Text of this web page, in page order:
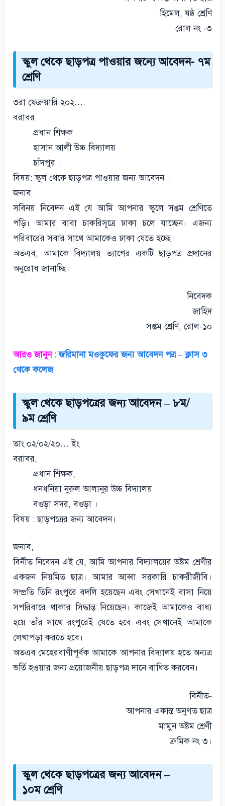
হিমেল, ষষ্ঠ শ্রেণি
রোল নং -৩
স্কুল থেকে ছাড়পত্র পাওয়ার জন্যে আবেদন- ৭ম
শ্রেণি
৩রা ফেব্রুয়ারি ২০২….
বরাবর
প্রধান শিক্ষক
হাসান আলী উচ্চ বিদ্যালয়
চাঁদপুর ।
বিষয়: স্কুল থেকে ছাড়পত্র পাওয়ার জন্য আবেদন ।
জনাব
সবিনয় নিবেদন এই যে আমি আপনার স্কুলে সপ্তম শ্রেণিতে
পড়ি। আমার বাবা চাকরিসূত্রে ঢাকা চলে যাচ্ছেন। এজন্য
পরিবারের সবার সাথে আমাকেও ঢাকা যেতে হচ্ছে।
অতএব, আমাকে বিদ্যালয় ত্যাগের একটি ছাড়পত্র প্রদানের
অনুরোধ জানাচ্ছি।
নিবেদক
জাহিদ
সপ্তম শ্রেণি, রোল-১০
আরও জানুন : জরিমানা মওকুফের জন্য আবেদন পত্র – ক্লাস ৩
থেকে কলেজ
স্কুল থেকে ছাড়পত্রের জন্য আবেদন – ৮ম/
৯ম শ্রেণি
তাং ০২/০২/২০… ইং
বরাবর,
প্রধান শিক্ষক,
ধনধনিয়া নুরুল আলানুর উচ্চ বিদ্যালয়
বগুড়া সদর, বগুড়া ।
বিষয় : ছাড়পত্রের জন্য আবেদন।
জনাব,
বিনীত নিবেদন এই যে, আমি আপনার বিদ্যালয়ের অষ্টম শ্রেণীর
একজন নিয়মিত ছাত্র। আমার আব্বা সরকারি চাকরীজীবি।
সম্প্রতি তিনি রংপুরে বদলি হয়েছেন এবং সেখানেই বাসা নিয়ে
সপরিবারে থাকার সিদ্ধান্ত নিয়েছেন। কাজেই আমাকেও বাধ্য
হয়ে তাঁর সাথে রংপুরেই যেতে হবে এবং সেখানেই আমাকে
লেখাপড়া করতে হবে।
অতএব মেহেরবাণীপূর্বক আমাকে আপনার বিদ্যালয় হতে অন্যত্র
ভর্তি হওয়ার জন্য প্রয়োজনীয় ছাড়পত্র দানে বাধিত করবেন।
বিনীত-
আপনার একান্ত অনুগত ছাত্র
মামুন অষ্টম শ্রেণী
ক্রমিক নং ৩।
স্কুল থেকে ছাড়পত্রের জন্য আবেদন –
১০ম শ্রেণি